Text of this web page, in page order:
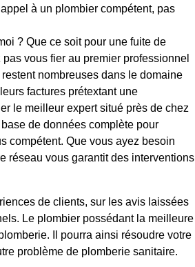
à un plombier compétent, pas
? Que ce soit pour une fuite de
vous fier au premier professionnel
nombreuses dans le domaine
factures prétextant une
le meilleur expert situé près de chez
de données complète pour
compétent. Que vous ayez besoin
réseau vous garantit des interventions
de clients, sur les avis laissées
Le plombier possédant la meilleure
Il pourra ainsi résoudre votre
problème de plomberie sanitaire.